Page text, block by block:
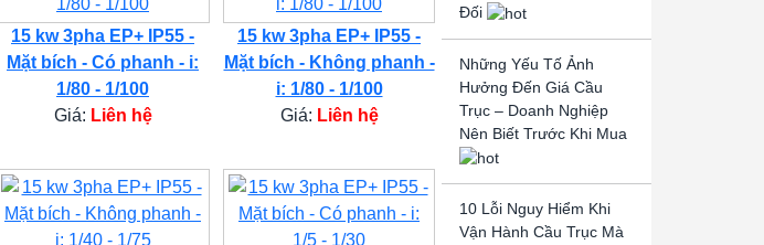
15 kw 3pha EP+ IP55 -
Mặt bích - Có phanh - i:
1/80 - 1/100
Giá: Liên hệ
15 kw 3pha EP+ IP55 -
Mặt bích - Không phanh -
i: 1/80 - 1/100
Giá: Liên hệ
Đối
Những Yếu Tố Ảnh
Hưởng Đến Giá Cầu
Trục – Doanh Nghiệp
Nên Biết Trước Khi Mua
10 Lỗi Nguy Hiểm Khi
Vận Hành Cầu Trục Mà